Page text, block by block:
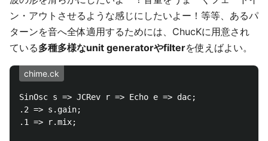
ン・アウトさせるような感じにしたいよー！等等、あるパ
ターンを音へ全体適用するためには、ChucKに用意され
ている多種多様なunit generatorやfilterを使えばよい。
chime.ck
SinOsc s => JCRev r => Echo e => dac;
.2 => s.gain;
.1 => r.mix;